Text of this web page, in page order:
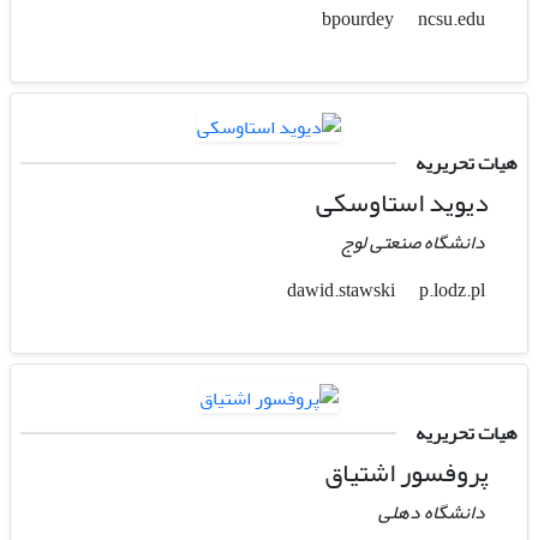
ncsu.edu
هیات تحریریه
دیوید استاوسکی
دانشگاه صنعتی لوج
p.lodz.pl
هیات تحریریه
پروفسور اشتیاق
دانشگاه دهلی